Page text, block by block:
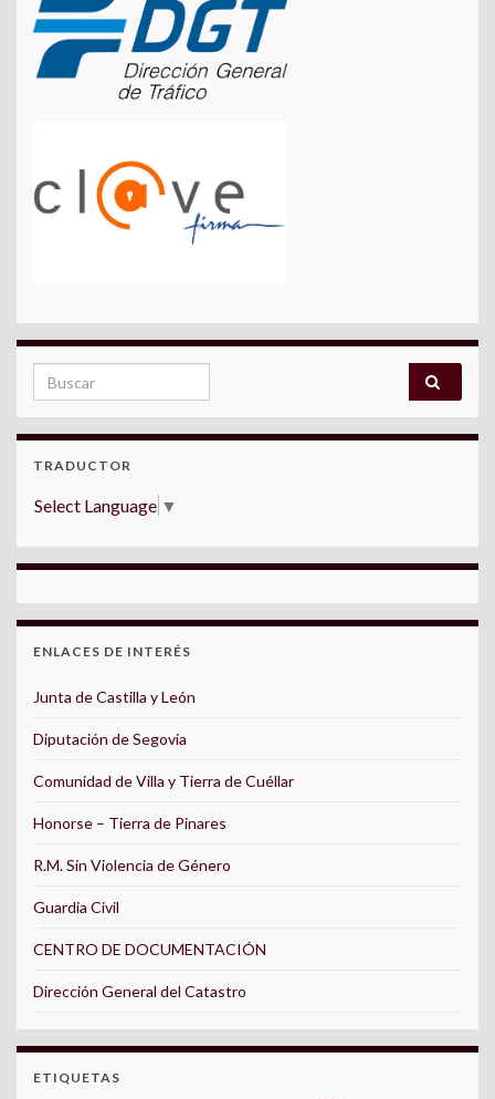
Search for:
TRADUCTOR
Select Language ▼
ENLACES DE INTERÉS
Junta de Castilla y León
Diputación de Segovia
Comunidad de Villa y Tierra de Cuéllar
Honorse – Tierra de Pinares
R.M. Sin Violencia de Género
Guardia Civil
CENTRO DE DOCUMENTACIÓN
Dirección General del Catastro
ETIQUETAS